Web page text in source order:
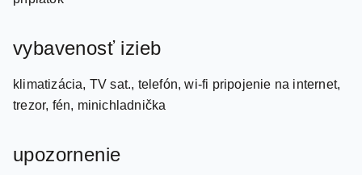
klimatizácia, TV sat., telefón, wi-fi pripojenie na internet,
deti do nedovŕšených 3 rokov zdarma (bez nároku na